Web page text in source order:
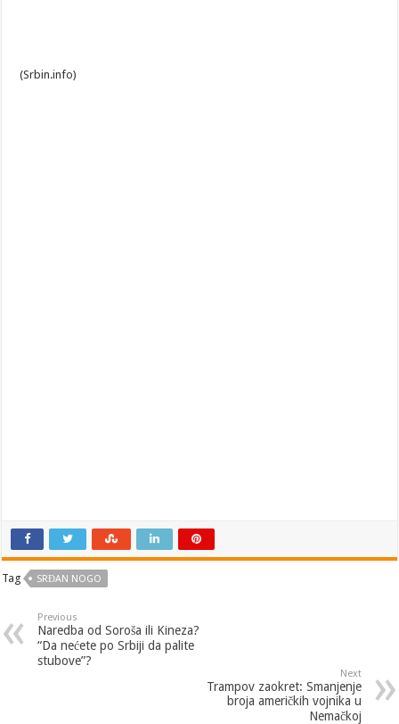
(Srbin.info)
Tag SRĐAN NOGO
Previous
Naredba od Soroša ili Kineza?
“Da nećete po Srbiji da palite
stubove”?
Next
Trampov zaokret: Smanjenje
broja američkih vojnika u
Nemačkoj